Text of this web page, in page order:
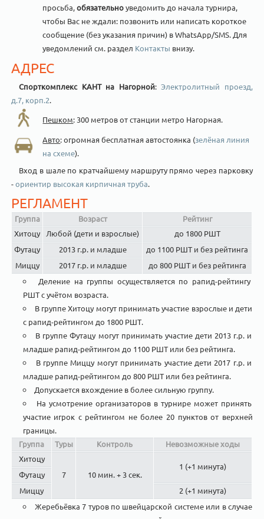
просьба,обязательноуведомить до начала турнира,
чтобы Вас не ждали: позвонить или написать короткое
сообщение (без указания причин) в WhatsApp/SMS. Для
уведомлений см. раздел Контакты внизу.
АДРЕС
Спорткомплекс КАНТ на Нагорной:Электролитный проезд,
д.7, корп.2.
Пешком: 300 метров от станции метро Нагорная.
Авто: огромная бесплатная автостоянка (зелёная линия
на схеме).
Вход в шале по кратчайшему маршруту прямо через парковку
-ориентир высокая кирпичная труба.
РЕГЛАМЕНТ
Группа Возраст
Рейтинг
Хитоцу
Любой (дети и взрослые)
до 1800 РШТ
Футацу
2013 г.р. и младше
до 1100 РШТ и без рейтинга
Миццу
2017 г.р. и младше
до 800 РШТ и без рейтинга
Деление на группы осуществляется по рапид-рейтингу
РШТ с учётом возраста.
В группе Хитоцу могут принимать участие взрослые и дети
с рапид-рейтингом до 1800 РШТ.
В группе Футацу могут принимать участие дети 2013 г.р. и
младше рапид-рейтингом до 1100 РШТ или без рейтинга.
В группе Миццу могут принимать участие дети 2017 г.р. и
младше рапид-рейтингом до 800 РШТ или без рейтинга.
Допускается вхождение в более сильную группу.
На усмотрение организаторов в турнире может принять
участие игрок с рейтингом не более 20 пунктов от верхней
границы.
Группа
Туры Контроль
Невозможные ходы
Хитоцу
7
10 мин. + 3 сек.
1 (+1 минута)
Футацу
Миццу
2 (+1 минута)
Жеребьёвка 7 туров по швейцарской системе или в случае